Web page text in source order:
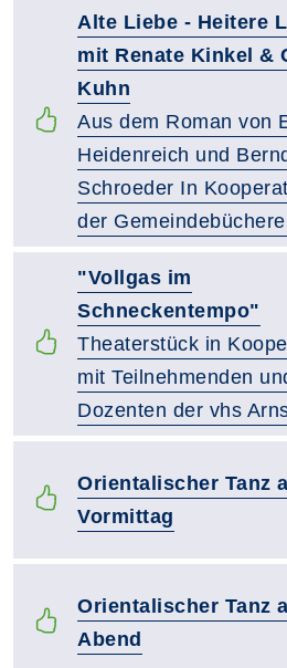
Alte Liebe - Heitere
mit Renate Kinkel &
Kuhn
Aus dem Roman von
Heidenreich und
Schroeder In
der
"Vollgas im
Schneckentempo"
Theaterstück in
mit Teilnehmenden
Dozenten der vhs
Orientalischer Tanz
Vormittag
Orientalischer Tanz
Abend